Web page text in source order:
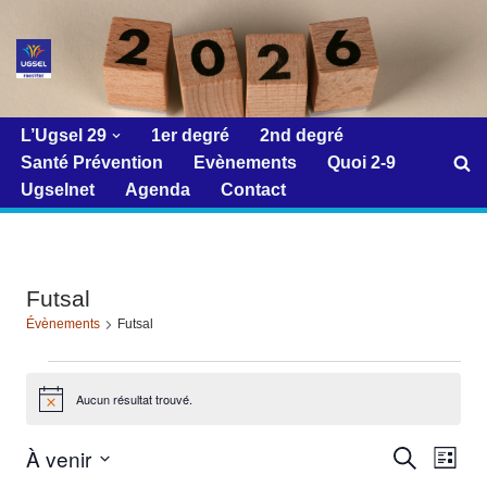
Aller
contenu
L’Ugsel 29
1er degré
2nd degré
Santé Prévention
Evènements
Quoi 2-9
Ugselnet
Agenda Contact
Futsal
Évènements Futsal
Notice Aucun résultat trouvé.
Recherche
Liste
À venir